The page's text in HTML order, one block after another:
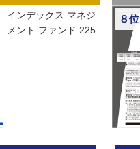
インデックス マネジ
メント ファンド 225
８位